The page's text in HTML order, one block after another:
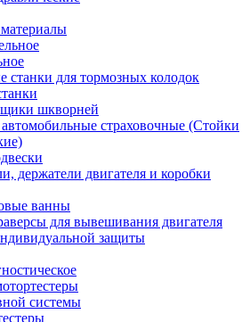
станки для тормозных колодок
шкворней
страховочные (Стойки
держатели двигателя и коробки
ванны
для вывешивания двигателя
защиты
системы